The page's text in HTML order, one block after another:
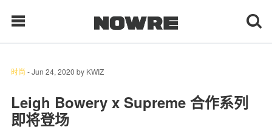
时尚 -Jun 24, 2020 by KWIZ
Leigh Bowery x Supreme 合作系列
即将登场